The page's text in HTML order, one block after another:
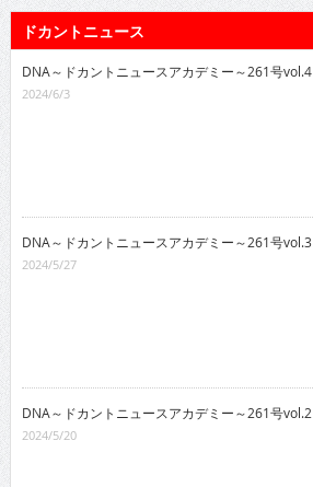
ドカントニュース
DNA～ドカントニュースアカデミー～261号vol.4
2024/6/3
2024/5/27